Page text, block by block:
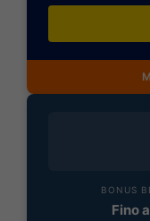
BONUS
Fino